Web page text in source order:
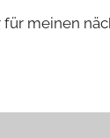
meinen